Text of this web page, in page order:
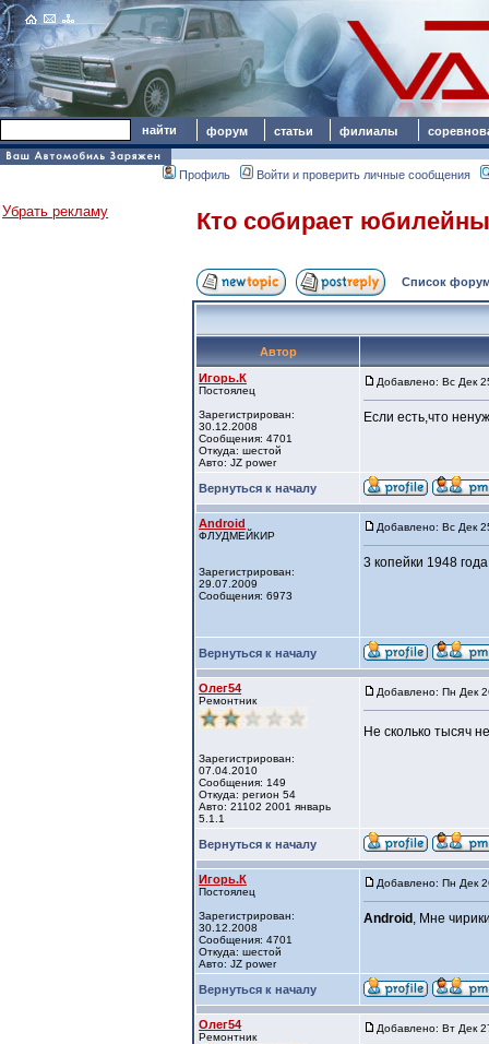
форум статьи филиалы
Профиль Войти и проверить личные сообщения
Убрать рекламу Кто собирает
Список
Автор
Игорь.К
Постоялец
Зарегистрирован:
30.12.2008
Сообщения: 4701
Откуда: шестой
Авто: JZ power
Добавлено: Вс Дек
Если есть,что
Вернуться к началу
Android
ФЛУДМЕЙКИР
Зарегистрирован:
29.07.2009
Сообщения: 6973
Добавлено: Вс Дек
3 копейки 1948
Вернуться к началу
Олег54
Ремонтник
Зарегистрирован:
07.04.2010
Сообщения: 149
Откуда: регион 54
Авто: 21102 2001 январь
5.1.1
Добавлено: Пн Дек
Не сколько тысяч
Вернуться к началу
Игорь.К
Постоялец
Зарегистрирован:
30.12.2008
Сообщения: 4701
Откуда: шестой
Авто: JZ power
Добавлено: Пн Дек
Android , Мне
Вернуться к началу
Олег54
Ремонтник
Добавлено: Вт Дек